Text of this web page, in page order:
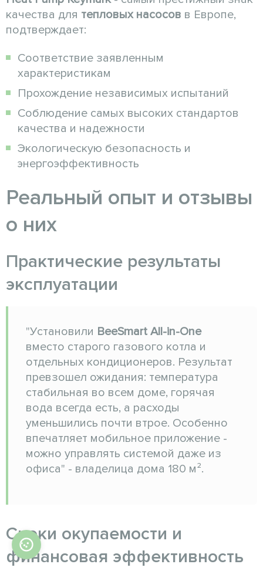
качества для тепловых насосов в Европе,
подтверждает:
Соответствие заявленным
характеристикам
Прохождение независимых испытаний
Соблюдение самых высоких стандартов
качества и надежности
Экологическую безопасность и
энергоэффективность
Реальный опыт и отзывы
о них
Практические результаты
эксплуатации
"Установили BeeSmart All-in-One
вместо старого газового котла и
отдельных кондиционеров. Результат
превзошел ожидания: температура
стабильная во всем доме, горячая
вода всегда есть, а расходы
уменьшились почти втрое. Особенно
впечатляет мобильное приложение -
можно управлять системой даже из
офиса" - владелица дома 180 м².
Сроки окупаемости и
финансовая эффективность